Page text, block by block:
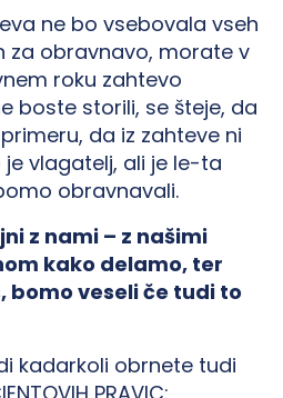
ne bo vsebovala vseh
za obravnavo, morate v
roku zahtevo
boste storili, se šteje, da
da iz zahteve ni
vlagatelj, ali je le-ta
obravnavali.
z nami – z našimi
kako delamo, ter
bomo veseli če tudi to
kadarkoli obrnete tudi